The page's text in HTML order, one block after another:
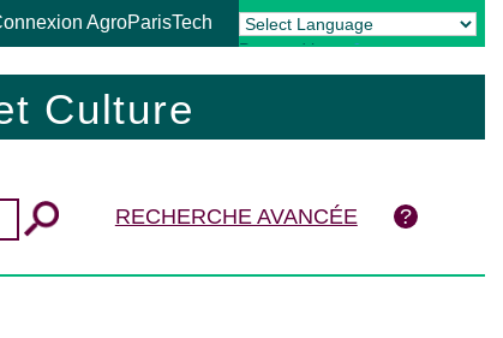
AgroParisTech
Powered by Translate
Culture
RECHERCHE AVANCÉE